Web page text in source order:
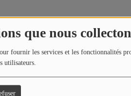
que nous
fournir les services et les fonctionnalités
utilisateurs.